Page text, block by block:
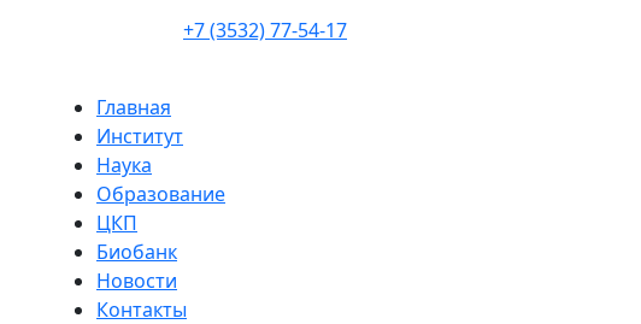
+7 (3532) 77-54-17
Главная
Институт
Наука
Образование
ЦКП
Биобанк
Новости
Контакты